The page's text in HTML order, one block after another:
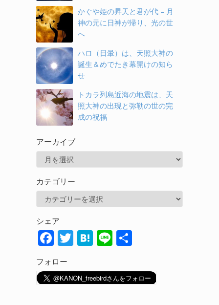
かぐや姫の昇天と君が代 – 月
神の元に日神が帰り、光の世
へ
ハロ（日暈）は、天照大神の
誕生＆めでたき幕開けの知ら
せ
トカラ列島近海の地震は、天
照大神の出現と弥勒の世の完
成の祝福
アーカイブ
カ
カテゴリー
ゴ
リ
シェア
F
e
b
T
itt
er
H
e
n
Li
e
フォロー